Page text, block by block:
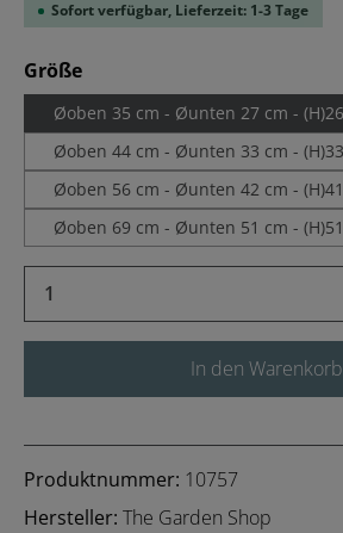
Sofort verfügbar, Lieferzeit: 1-3 Tage
Größeauswählen
Øoben 35 cm - Øunten 27 cm -
Øoben 44 cm - Øunten 33 cm -
Øoben 56 cm - Øunten 42 cm -
Øoben 69 cm - Øunten 51 cm -
Produkt Anzahl: Gib den
In den Warenkorb
Produktnummer: 10757
Hersteller: The Garden Shop